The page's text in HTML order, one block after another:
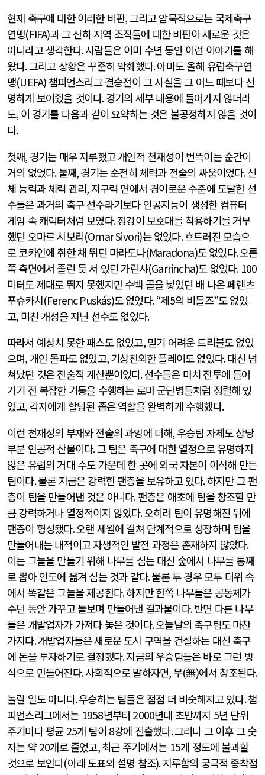
현재 축구에 대한 이러한 비판,그리고 암묵적으로는 국제축구
연맹(FIFA)과 그 산하 지역 조직들에 대한 비판이 새로운 것은
아니라고 생각한다.사람들은 이미 수년 동안 이런 이야기를 해
왔다.그리고 상황은 꾸준히 악화했다.아마도 올해 유럽축구연
맹(UEFA) 챔피언스리그 결승전이 그 사실을 그 어느 때보다 선
명하게 보여줬을 것이다.경기의 세부 내용에 들어가지 않더라
도, 이 경기를 다음과 같이 요약하는 것은 불공정하지 않을 것이
다.
첫째, 경기는 매우 지루했고 개인적 천재성이 번뜩이는 순간이
거의 없었다.둘째,경기는 순전히 체력과 전술의 싸움이었다.신
체 능력과 체력 관리, 지구력 면에서 경이로운 수준에 도달한 선
수들은 과거의 축구 선수라기보다 인공지능이 생성한 컴퓨터
게임 속 캐릭터처럼 보였다.정강이 보호대를 착용하기를 거부
했던 오마르 시보리(Omar Sivori)는 없었다.흐트러진 모습으
로 코카인에 취한 채 뛰던 마라도나(Maradona)도 없었다.오른
쪽 측면에서 졸린 듯 서 있던 가린샤(Garrincha)도 없었다. 100
미터도 제대로 뛰지 못했지만 수백 골을 넣었던 배 나온 페렌츠
푸슈카시(Ferenc Puskás)도 없었다. “제5의 비틀즈”도 없었
고, 미친 개성을 지닌 선수도 없었다.
따라서 예상치 못한 패스도 없었고,믿기 어려운 드리블도 없었
으며, 개인 돌파도 없었고,기상천외한 플레이도 없었다.대신 넘
쳐났던 것은 전술적 계산뿐이었다.선수들은 마치 전투에 들어
가기 전 복잡한 기동을 수행하는 로마 군단병들처럼 정렬해 있
었고, 각자에게 할당된 좁은 역할을 완벽하게 수행했다.
이런 천재성의 부재와 전술의 과잉에 더해, 우승팀 자체도 상당
부분 인공적 산물이다.그 팀은 축구에 대한 열정으로 유명하지
않은 유럽의 거대 수도 가운데 한 곳에 외국 자본이 이식해 만든
팀이다.물론 지금은 강력한 팬층을 보유하고 있다.하지만 그 팬
층이 팀을 만들어낸 것은 아니다.팬층은 애초에 팀을 창조할 만
큼 강력하거나 열정적이지 않았다.오히려 팀이 유명해진 뒤에
팬층이 형성됐다.오랜 세월에 걸쳐 단계적으로 성장하며 팀을
만들어내는 내적이고 자생적인 발전 과정은 존재하지 않았다.
이는 그늘을 만들기 위해 나무를 심는 대신 숲에서 나무를 통째
로 뽑아 인도에 옮겨 심는 것과 같다.물론 두 경우 모두 더위 속
에서 똑같은 그늘을 제공한다.하지만 한쪽 나무들은 공동체가
수년 동안 가꾸고 돌보며 만들어낸 결과물이다.반면 다른 나무
들은 개발업자가 가져다 놓은 것이다.오늘날의 축구팀도 마찬
가지다.개발업자들은 새로운 도시 구역을 건설하는 대신 축구
에 돈을 투자하기로 결정했다.지금의 우승팀들은 바로 그런 방
식으로 만들어진다.사회적으로 말하자면, 무(無)에서 창조된다.
놀랄 일도 아니다.우승하는 팀들은 점점 더 비슷해지고 있다.챔
피언스리그에서는 1958년부터 2000년대 초반까지 5년 단위
주기마다 평균 25개 팀이 8강에 진출했다.그러나 그 이후 그 숫
자는 약20개로 줄었고,최근 주기에서는 15개 정도에 불과할
것으로 보인다(아래 도표와 설명 참조).지루함의 궁극적 종착점